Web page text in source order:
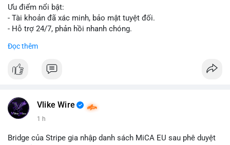
Ưu điểm nổi bật:
- Tài khoản đã xác minh, bảo mật tuyệt đối.
- Hỗ trợ 24/7, phản hồi nhanh chóng.
nay:
📧 Email: localpvashop@gmail.com
Đọc thêm
Vlike Wire
1 h
Bridge của Stripe gia nhập danh sách MiCA EU sau phê duyệt